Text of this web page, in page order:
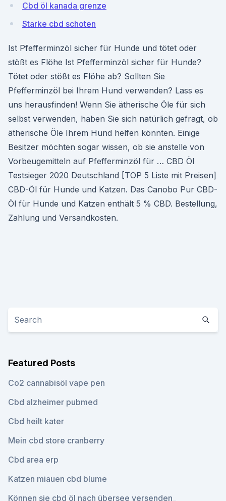
Cbd öl kanada grenze
Starke cbd schoten
Ist Pfefferminzöl sicher für Hunde und tötet oder
stößt es Flöhe Ist Pfefferminzöl sicher für Hunde?
Tötet oder stößt es Flöhe ab? Sollten Sie
Pfefferminzöl bei Ihrem Hund verwenden? Lass es
uns herausfinden! Wenn Sie ätherische Öle für sich
selbst verwenden, haben Sie sich natürlich gefragt, ob
ätherische Öle Ihrem Hund helfen könnten. Einige
Besitzer möchten sogar wissen, ob sie anstelle von
Vorbeugemitteln auf Pfefferminzöl für … CBD Öl
Testsieger 2020 Deutschland [TOP 5 Liste mit Preisen]
CBD-Öl für Hunde und Katzen. Das Canobo Pur CBD-
Öl für Hunde und Katzen enthält 5 % CBD. Bestellung,
Zahlung und Versandkosten.
Featured Posts
Co2 cannabisöl vape pen
Cbd alzheimer pubmed
Cbd heilt kater
Mein cbd store cranberry
Cbd area erp
Katzen miauen cbd blume
Können sie cbd öl nach übersee versenden_